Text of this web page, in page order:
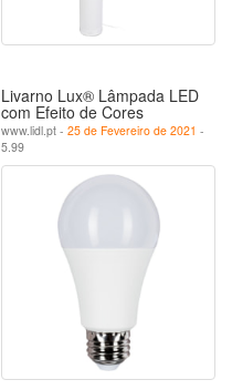
Livarno Lux® Lâmpada LED
com Efeito de Cores
www.lidl.pt - 25 de Fevereiro de 2021 -
5.99